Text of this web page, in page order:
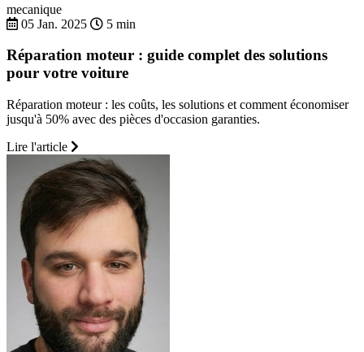
mecanique
05 Jan. 2025
5 min
Réparation moteur : guide complet des solutions
pour votre voiture
Réparation moteur : les coûts, les solutions et comment économiser
jusqu'à 50% avec des pièces d'occasion garanties.
Lire l'article